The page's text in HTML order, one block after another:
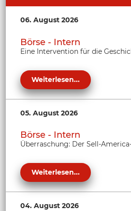
06. August 2026
Börse - Intern
Eine Intervention für die
Weiterlesen...
05. August 2026
Börse - Intern
Überraschung: Der Sell-
Weiterlesen...
04. August 2026